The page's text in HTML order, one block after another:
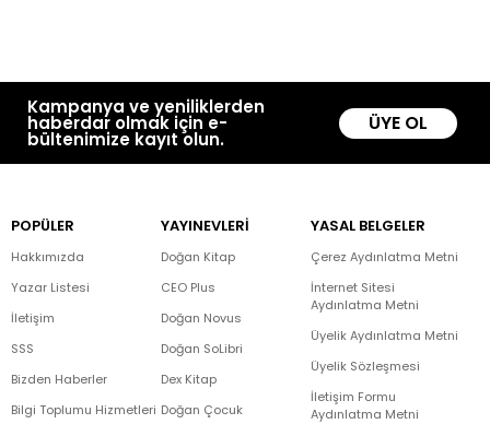
Kampanya ve yeniliklerden
haberdar olmak için e-
bültenimize kayıt olun.
ÜYE OL
POPÜLER
Hakkımızda
Yazar Listesi
İletişim
SSS
Bizden Haberler
Bilgi Toplumu Hizmetleri
YAYINEVLERİ
Doğan Kitap
CEO Plus
Doğan Novus
Doğan SoLibri
Dex Kitap
Doğan Çocuk
YASAL BELGELER
Çerez Aydınlatma Metni
İnternet Sitesi
Aydınlatma Metni
Üyelik Aydınlatma Metni
Üyelik Sözleşmesi
İletişim Formu
Aydınlatma Metni